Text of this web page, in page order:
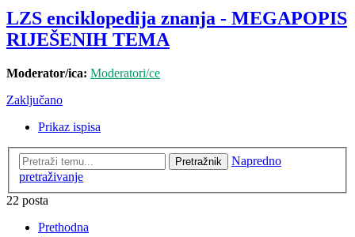
LZS enciklopedija znanja - MEGAPOPIS
RIJEŠENIH TEMA
Moderator/ica: Moderatori/ce
Zaključano
Prikaz ispisa
Pretražnik
Napredno
pretraživanje
22 posta
Prethodna